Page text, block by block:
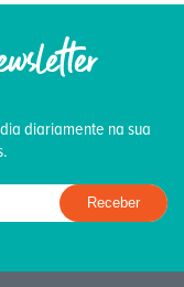
diariamente na sua